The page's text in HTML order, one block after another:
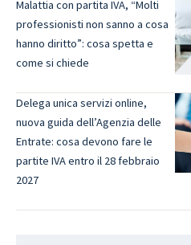
Malattia con partita IVA, “Molti
professionisti non sanno a cosa
hanno diritto”: cosa spetta e
come si chiede
Delega unica servizi online,
nuova guida dell’Agenzia delle
Entrate: cosa devono fare le
partite IVA entro il 28 febbraio
2027